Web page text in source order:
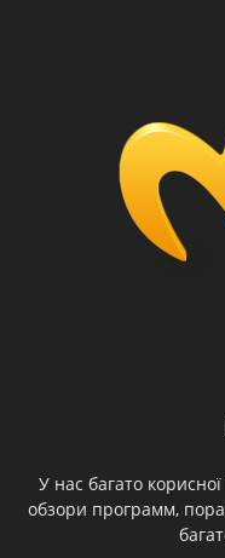
У нас багато
обзори программ,